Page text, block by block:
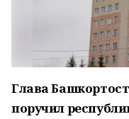
Глава
поручил